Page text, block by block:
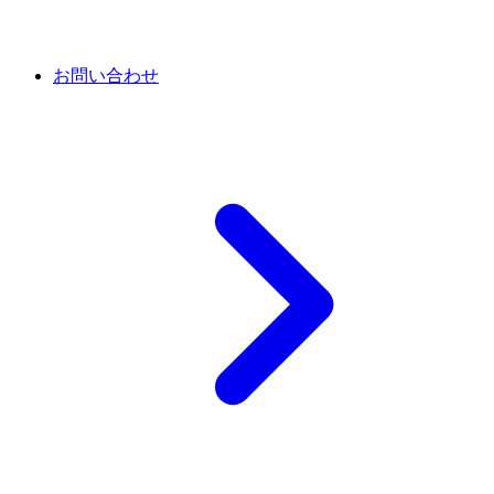
お問い合わせ